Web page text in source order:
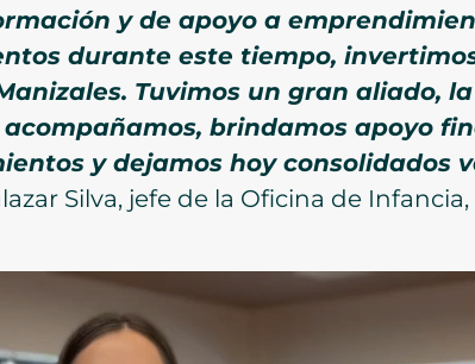
y de apoyo a
durante este tiempo,
Tuvimos un gran aliado,
brindamos apoyo
y dejamos hoy consolidados
Silva, jefe de la Oficina de